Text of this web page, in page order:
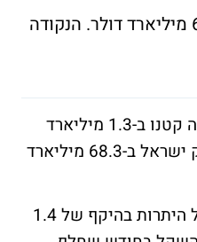
המשבר באירופה ושחיקת האירו מול השקל הורידו את יתרות המט"ח ל-68.3 מיליארד דולר. הנקודה
בחודש נובמבר בנק ישראל לא רכש מטבע חו ולמרות זאת יתרות המט"ח המדינה קטנו ב-1.3 מיליארד
דולר, כך מפרסם היום בנק ישראל. בסוף נובמבר הסתכמו יתרות המט"ח של בנק ישראל ב-68.3 מיליארד
הירידה ביתרות המט"ח של בנק ישראל נבעה בעיקר כתוצאה משערוך שלילי של היתרות בהיקף של 1.4